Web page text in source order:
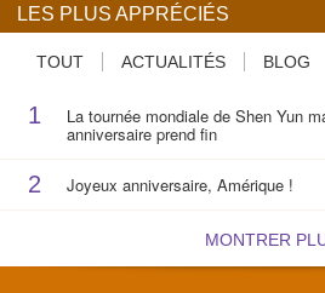
LES PLUS APPRÉCIÉS
TOUT ACTUALITÉS BLOG
1 La tournée mondiale de Shen Yun
anniversaire prend fin
2 Joyeux anniversaire, Amérique !
MONTRER